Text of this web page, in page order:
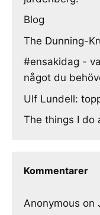
Blog
The Dunning-
#ensakidag -
något du
Ulf Lundell:
The things I do
Kommentarer
Anonymous on